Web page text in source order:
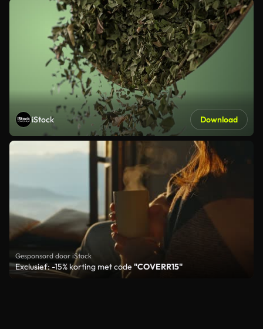
iStock Download
Gesponsord door iStock
Exclusief: -15% korting met code "COVERR15"